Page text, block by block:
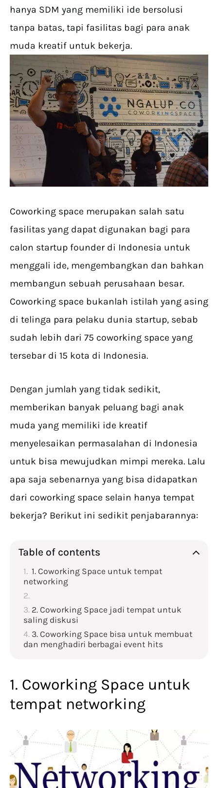
hanya SDM yang memiliki ide bersolusi
tanpa batas, tapi fasilitas bagi para anak
muda kreatif untuk bekerja.
Coworking space merupakan salah satu
fasilitas yang dapat digunakan bagi para
calon startup founder di Indonesia untuk
menggali ide, mengembangkan dan bahkan
membangun sebuah perusahaan besar.
Coworking space bukanlah istilah yang asing
di telinga para pelaku dunia startup, sebab
sudah lebih dari 75 coworking space yang
tersebar di 15 kota di Indonesia.
Dengan jumlah yang tidak sedikit,
memberikan banyak peluang bagi anak
muda yang memiliki ide kreatif
menyelesaikan permasalahan di Indonesia
untuk bisa mewujudkan mimpi mereka. Lalu
apa saja sebenarnya yang bisa didapatkan
dari coworking space selain hanya tempat
bekerja? Berikut ini sedikit penjabarannya:
Table of contents
1. Coworking Space untuk tempat
networking
2. Coworking Space jadi tempat untuk
saling diskusi
3. Coworking Space bisa untuk membuat
dan menghadiri berbagai event hits
1. Coworking Space untuk
tempat networking